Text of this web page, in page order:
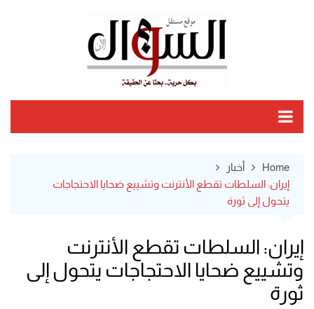
Home
أخبار
إيران: السلطات تقطع الأنترنت وتشييع ضحايا الاحتجاجات
يتحول إلى ثورة
إيران: السلطات تقطع الأنترنت
وتشييع ضحايا الاحتجاجات يتحول إلى
ثورة